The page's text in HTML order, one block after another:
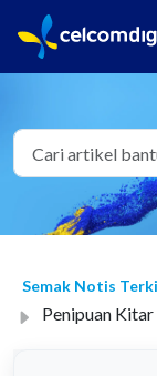
Semak Notis
Penipuan